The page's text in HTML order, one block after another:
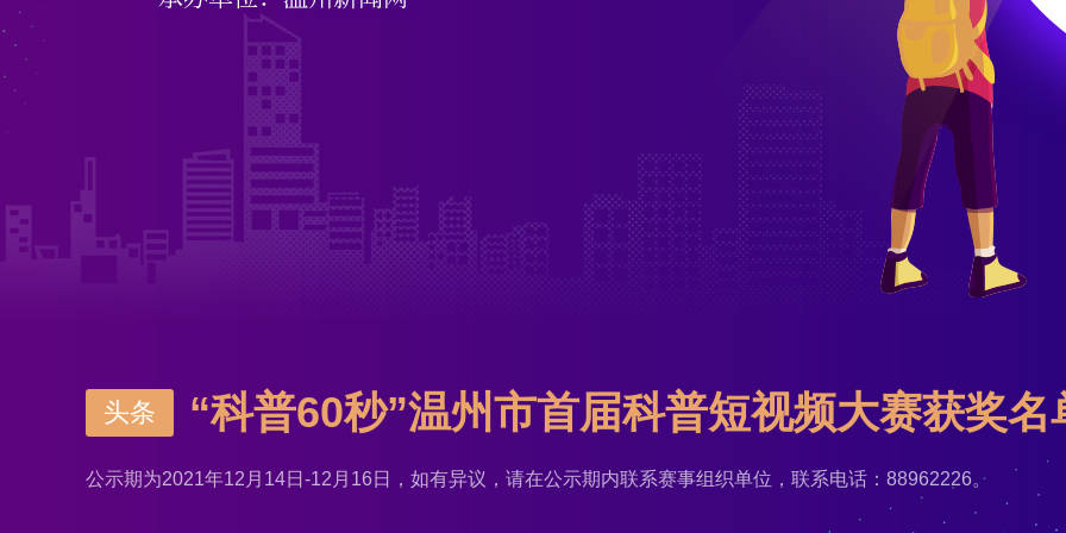
头条 “科普60秒”温州市首届科普短视频大赛获奖名
公示期为2021年12月14日-12月16日，如有异议，请在公示期内联系赛事组织单位，联系电话：88962226。